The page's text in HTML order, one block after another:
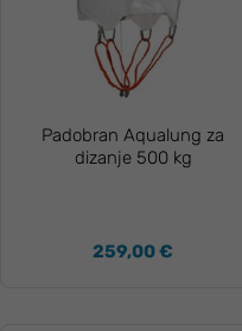
Padobran Aqualung za
dizanje 500 kg
259,00 €